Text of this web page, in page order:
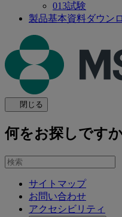
013試験
製品基本資料ダウン
閉じる
何をお探しです
を
サイトマップ
お問い合わせ
アクセシビリティ